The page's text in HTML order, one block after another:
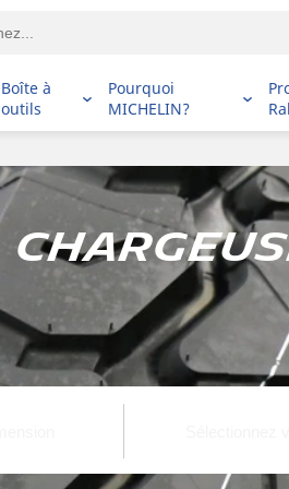
Boîte à
outils
Pourquoi
MICHELIN?